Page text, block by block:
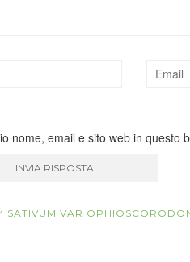
nome, email e sito web in questo
SATIVUM VAR